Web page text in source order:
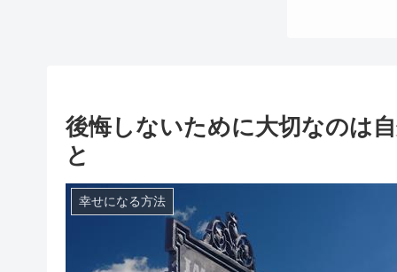
後悔しないために大切なのは
と
幸せになる方法